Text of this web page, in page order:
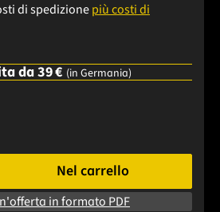
di spedizionepiù costi di
da 39 € (in Germania)
inserisci la quantità desiderata o
Nel carrello
in formato PDF